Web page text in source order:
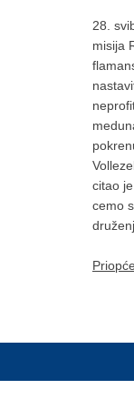
28.
misija
citao
cemo